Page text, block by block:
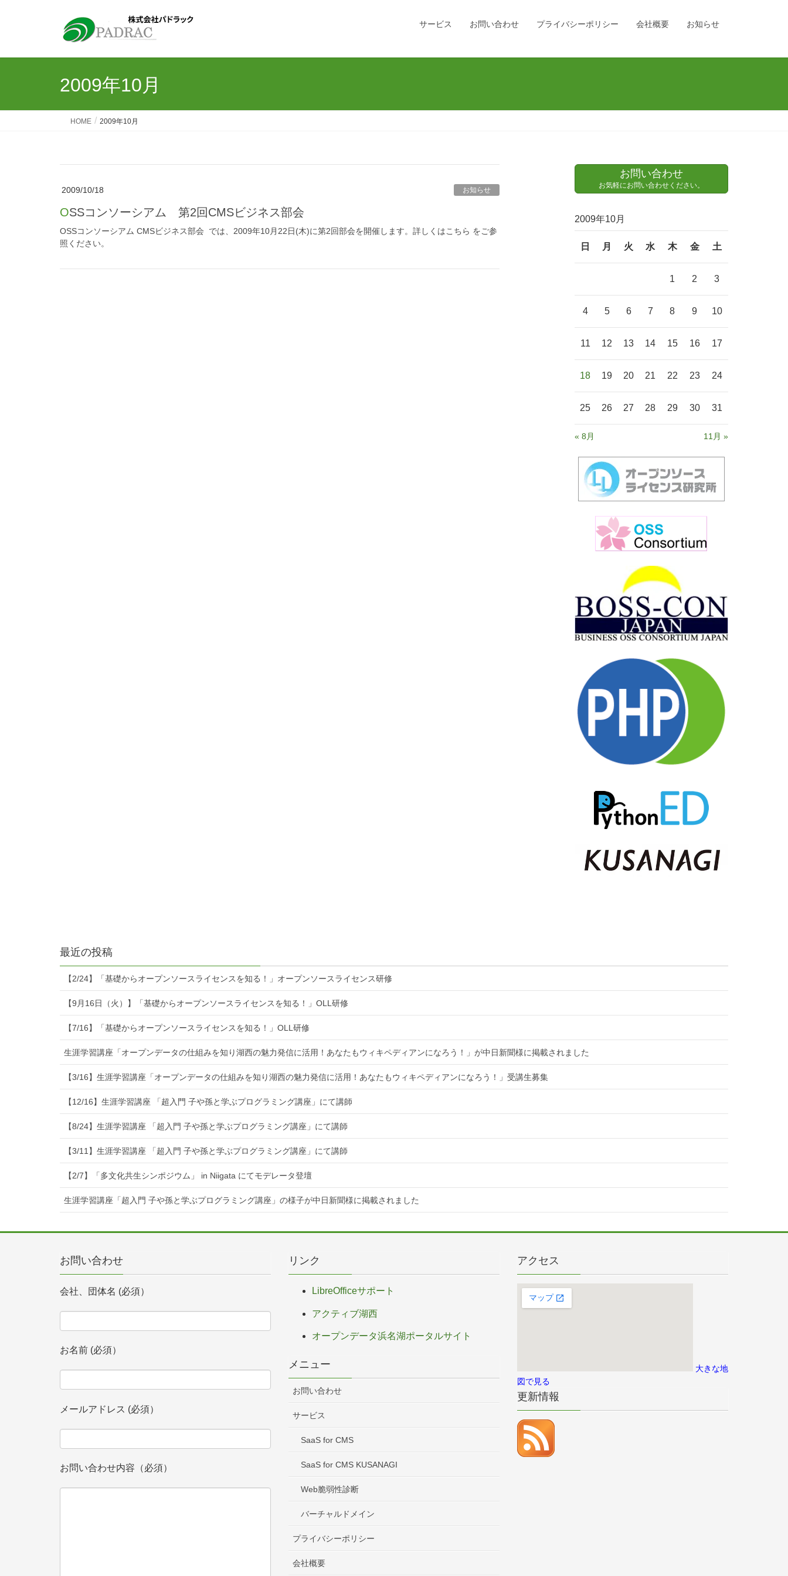
サービス お問い合わせ プライバシーポリシー 会社概要 お知らせ
2009年10月
HOME 2009年10月
2009/10/18 お知らせ
OSSコンソーシアム 第2回CMSビジネス部会
OSSコンソーシアム CMSビジネス部会 では、2009年10月22日(木)に第2回部会を開催します。詳しくはこちら をご参
照ください。
お問い合わせ
お気軽にお問い合わせください。
2009年10月
日 月 火 水 木 金 土
1 2 3
4 5 6 7 8 9 10
11 12 13 14 15 16 17
18 19 20 21 22 23 24
25 26 27 28 29 30 31
« 8月 11月 »
最近の投稿
【2/24】「基礎からオープンソースライセンスを知る！」オープンソースライセンス研修
【9月16日（火）】「基礎からオープンソースライセンスを知る！」OLL研修
【7/16】「基礎からオープンソースライセンスを知る！」OLL研修
生涯学習講座「オープンデータの仕組みを知り湖西の魅力発信に活用！あなたもウィキペディアンになろう！」が中日新聞様に掲載されました
【3/16】生涯学習講座「オープンデータの仕組みを知り湖西の魅力発信に活用！あなたもウィキペディアンになろう！」受講生募集
【12/16】生涯学習講座 「超入門 子や孫と学ぶプログラミング講座」にて講師
【8/24】生涯学習講座 「超入門 子や孫と学ぶプログラミング講座」にて講師
【3/11】生涯学習講座 「超入門 子や孫と学ぶプログラミング講座」にて講師
【2/7】「多文化共生シンポジウム」 in Niigata にてモデレータ登壇
生涯学習講座「超入門 子や孫と学ぶプログラミング講座」の様子が中日新聞様に掲載されました
お問い合わせ
会社、団体名 (必須）
お名前 (必須）
メールアドレス (必須）
お問い合わせ内容（必須）
リンク
LibreOfficeサポート
アクティブ湖西
オープンデータ浜名湖ポータルサイト
メニュー
お問い合わせ
サービス
SaaS for CMS
SaaS for CMS KUSANAGI
Web脆弱性診断
バーチャルドメイン
プライバシーポリシー
会社概要
アクセス
大きな地
図で見る
更新情報